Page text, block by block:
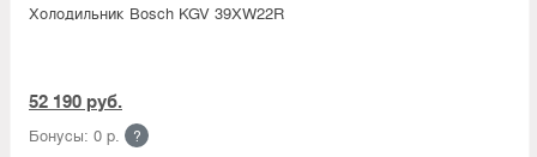
Холодильник Bosсh KGV 39XW22R
52 190 руб.
Бонусы: 0 р. ?